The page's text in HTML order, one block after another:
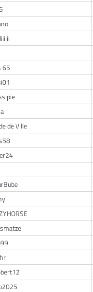
65
de Ville